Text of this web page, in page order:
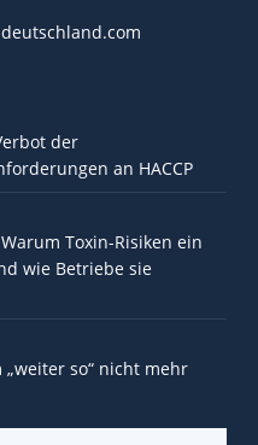
der
an HACCP
Toxin-Risiken ein
wie Betriebe sie
„weiter so“ nicht mehr